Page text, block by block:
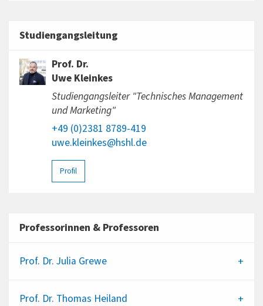
Studiengangsleitung
Prof. Dr.
Uwe Kleinkes
Studiengangsleiter "Technisches Management
und Marketing"
+49 (0)2381 8789-419
uwe.kleinkes@hshl.de
Profil
Professorinnen & Professoren
Prof. Dr. Julia Grewe
Prof. Dr. Thomas Heiland